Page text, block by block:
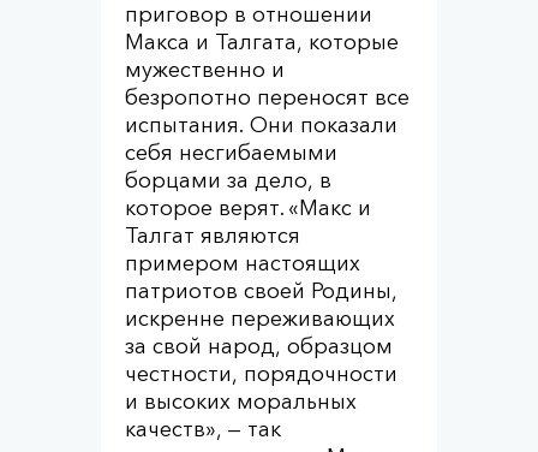
приговор в отношении
Макса и Талгата, которые
мужественно и
безропотно переносят все
испытания. Они показали
себя несгибаемыми
борцами за дело, в
которое верят. «Макс и
Талгат являются
примером настоящих
патриотов своей Родины,
искренне переживающих
за свой народ, образцом
честности, порядочности
и высоких моральных
качеств», — так